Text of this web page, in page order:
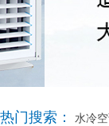
热门搜索： 水冷